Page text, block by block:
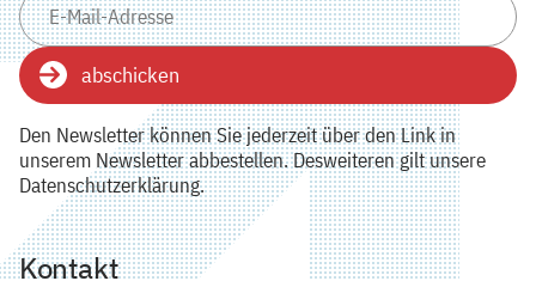
abschicken
Den Newsletter können Sie jederzeit über den Link in
unserem Newsletter abbestellen. Desweiteren gilt unsere
Datenschutzerklärung.
Kontakt